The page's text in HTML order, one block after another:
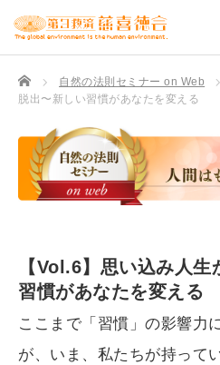
TOP 自然の法則セミナー on Web
脱出〜新しい習慣があなたを変える
【Vol.6】思い込み人
習慣があなたを変える
ここまで「習慣」の影響力
が、いま、私たちが持って